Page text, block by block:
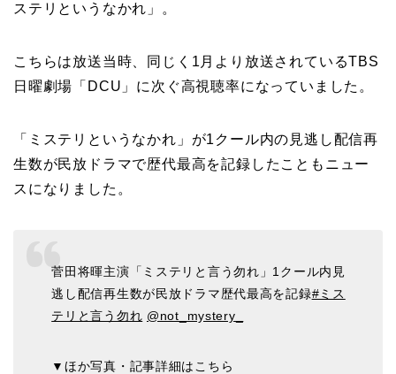
ステリというなかれ」。
こちらは放送当時、同じく1月より放送されているTBS
日曜劇場「DCU」に次ぐ高視聴率になっていました。
「ミステリというなかれ」が1クール内の見逃し配信再
生数が民放ドラマで歴代最高を記録したこともニュー
スになりました。
菅田将暉主演「ミステリと言う勿れ」1クール内見
逃し配信再生数が民放ドラマ歴代最高を記録#ミス
テリと言う勿れ @not_mystery_
▼ほか写真・記事詳細はこちら